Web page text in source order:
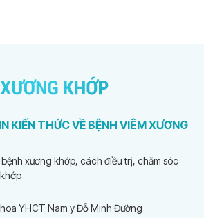
KIẾN THỨC VỀ BỆNH VIÊM XƯƠNG
xương khớp, cách điều trị, chăm sóc
YHCT Nam y Đỗ Minh Đường